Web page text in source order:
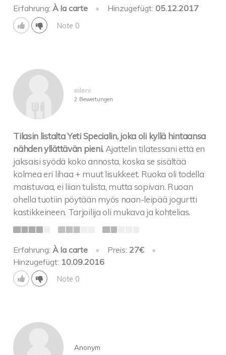
Erfahrung:À la carte • Hinzugefügt: 05.12.2017
Note 0
eileni
2 Bewertungen
Tilasin listalta Yeti Specialin, joka oli kyllä hintaansa
nähden yllättävän pieni. Ajattelin tilatessani että en
jaksaisi syödä koko annosta, koska se sisältää
kolmea eri lihaa + muut lisukkeet. Ruoka oli todella
maistuvaa, ei liian tulista, mutta sopivan. Ruoan
ohella tuotiin pöytään myös naan-leipää jogurtti
kastikkeineen. Tarjoilija oli mukava ja kohtelias.
Erfahrung:À la carte • Preis: 27€
•
Hinzugefügt: 10.09.2016
Note 0
Anonym